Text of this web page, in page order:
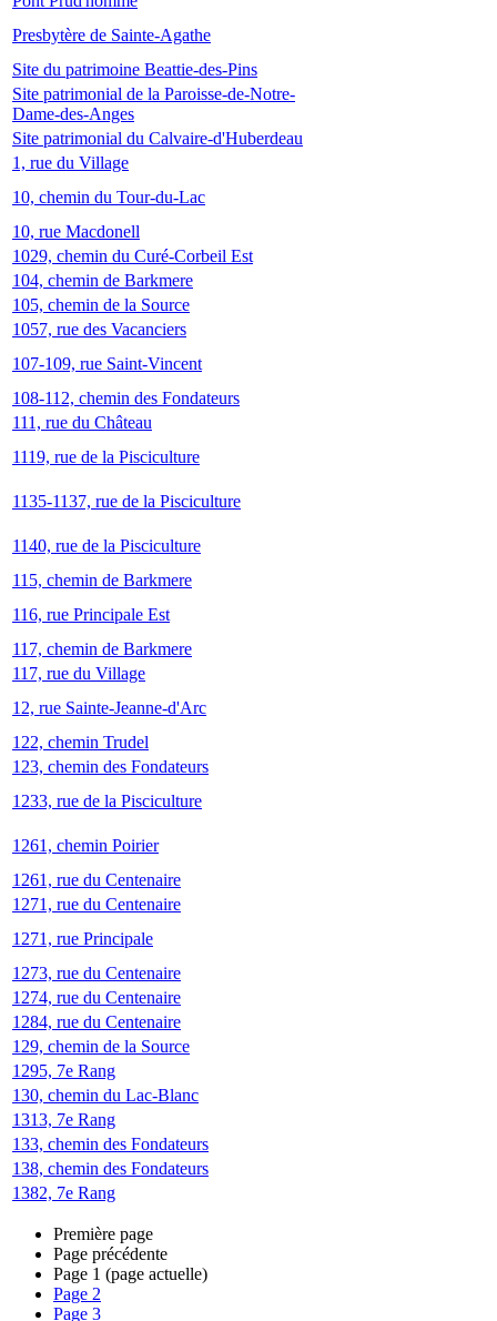
Presbytère de Sainte-Agathe
Site du patrimoine Beattie-des-Pins
Site patrimonial de la Paroisse-de-Notre-
Dame-des-Anges
Site patrimonial du Calvaire-d'Huberdeau
1, rue du Village
10, chemin du Tour-du-Lac
10, rue Macdonell
1029, chemin du Curé-Corbeil Est
104, chemin de Barkmere
105, chemin de la Source
1057, rue des Vacanciers
107-109, rue Saint-Vincent
108-112, chemin des Fondateurs
111, rue du Château
1119, rue de la Pisciculture
1135-1137, rue de la Pisciculture
1140, rue de la Pisciculture
115, chemin de Barkmere
116, rue Principale Est
117, chemin de Barkmere
117, rue du Village
12, rue Sainte-Jeanne-d'Arc
122, chemin Trudel
123, chemin des Fondateurs
1233, rue de la Pisciculture
1261, chemin Poirier
1261, rue du Centenaire
1271, rue du Centenaire
1271, rue Principale
1273, rue du Centenaire
1274, rue du Centenaire
1284, rue du Centenaire
129, chemin de la Source
1295, 7e Rang
130, chemin du Lac-Blanc
1313, 7e Rang
133, chemin des Fondateurs
138, chemin des Fondateurs
1382, 7e Rang
Première page
Page précédente
Page 1 (page actuelle)
Page 2
Page 3